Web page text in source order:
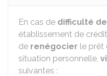
En cas de difficulté
établissement de
de renégocier le prêt
situation personnelle,
suivantes :